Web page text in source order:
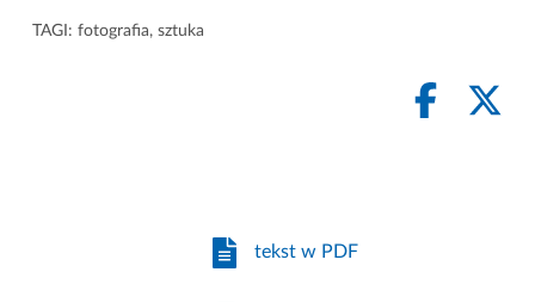
TAGI: fotografia, sztuka
tekst w PDF